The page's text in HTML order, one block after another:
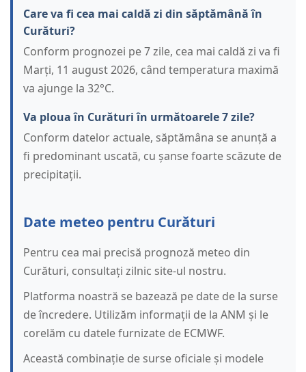
Care va fi cea mai caldă zi din săptămână în
Curături?
Conform prognozei pe 7 zile, cea mai caldă zi va fi
Marți, 11 august 2026, când temperatura maximă
va ajunge la 32°C.
Va ploua în Curături în următoarele 7 zile?
Conform datelor actuale, săptămâna se anunță a
fi predominant uscată, cu șanse foarte scăzute de
precipitații.
Date meteo pentru Curături
Pentru cea mai precisă prognoză meteo din
Curături, consultați zilnic site-ul nostru.
Platforma noastră se bazează pe date de la surse
de încredere. Utilizăm informații de la ANM și le
corelăm cu datele furnizate de ECMWF.
Această combinație de surse oficiale și modele